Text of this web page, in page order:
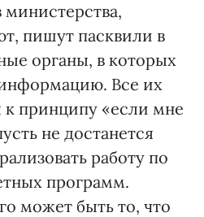
пишут пасквили в
органы, в которых
Все их
к принципу «если мне
не достанется
работу по
программ.
может быть то, что